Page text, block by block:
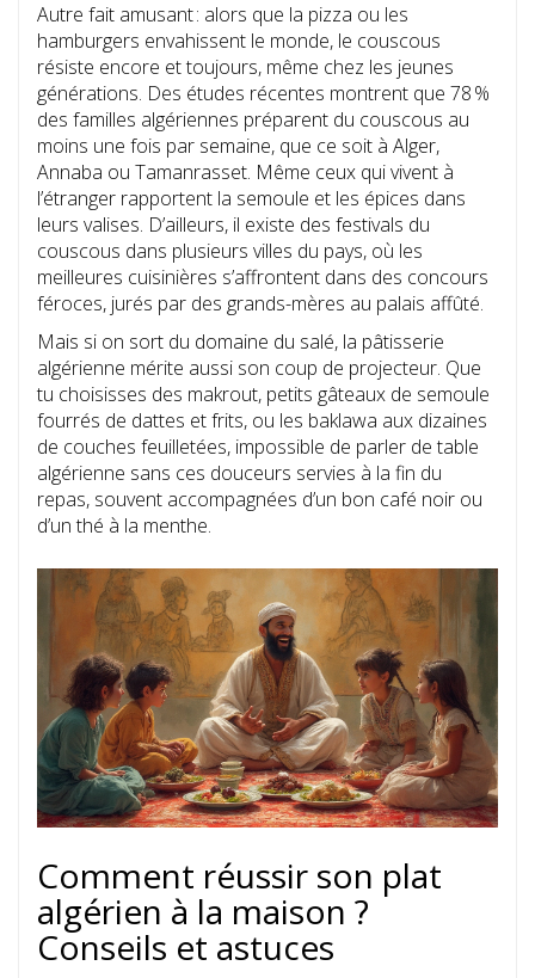
Autre fait amusant : alors que la pizza ou les
hamburgers envahissent le monde, le couscous
résiste encore et toujours, même chez les jeunes
générations. Des études récentes montrent que 78 %
des familles algériennes préparent du couscous au
moins une fois par semaine, que ce soit à Alger,
Annaba ou Tamanrasset. Même ceux qui vivent à
l’étranger rapportent la semoule et les épices dans
leurs valises. D’ailleurs, il existe des festivals du
couscous dans plusieurs villes du pays, où les
meilleures cuisinières s’affrontent dans des concours
féroces, jurés par des grands-mères au palais affûté.
Mais si on sort du domaine du salé, la pâtisserie
algérienne mérite aussi son coup de projecteur. Que
tu choisisses des makrout, petits gâteaux de semoule
fourrés de dattes et frits, ou les baklawa aux dizaines
de couches feuilletées, impossible de parler de table
algérienne sans ces douceurs servies à la fin du
repas, souvent accompagnées d’un bon café noir ou
d’un thé à la menthe.
Comment réussir son plat
algérien à la maison ?
Conseils et astuces